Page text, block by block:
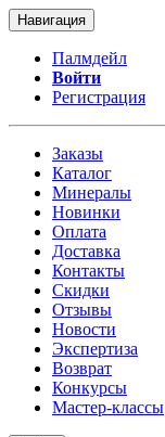
Навигация
Палмдейл
Войти
Регистрация
Заказы
Каталог
Минералы
Новинки
Оплата
Доставка
Контакты
Скидки
Отзывы
Новости
Экспертиза
Возврат
Конкурсы
Мастер-классы